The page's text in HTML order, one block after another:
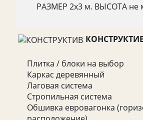
РАЗМЕР 2х3 м. ВЫСОТА не
Плитка / блоки на выбор
Каркас деревянный
Лаговая система
Стропильная система
Обшивка евровагонка